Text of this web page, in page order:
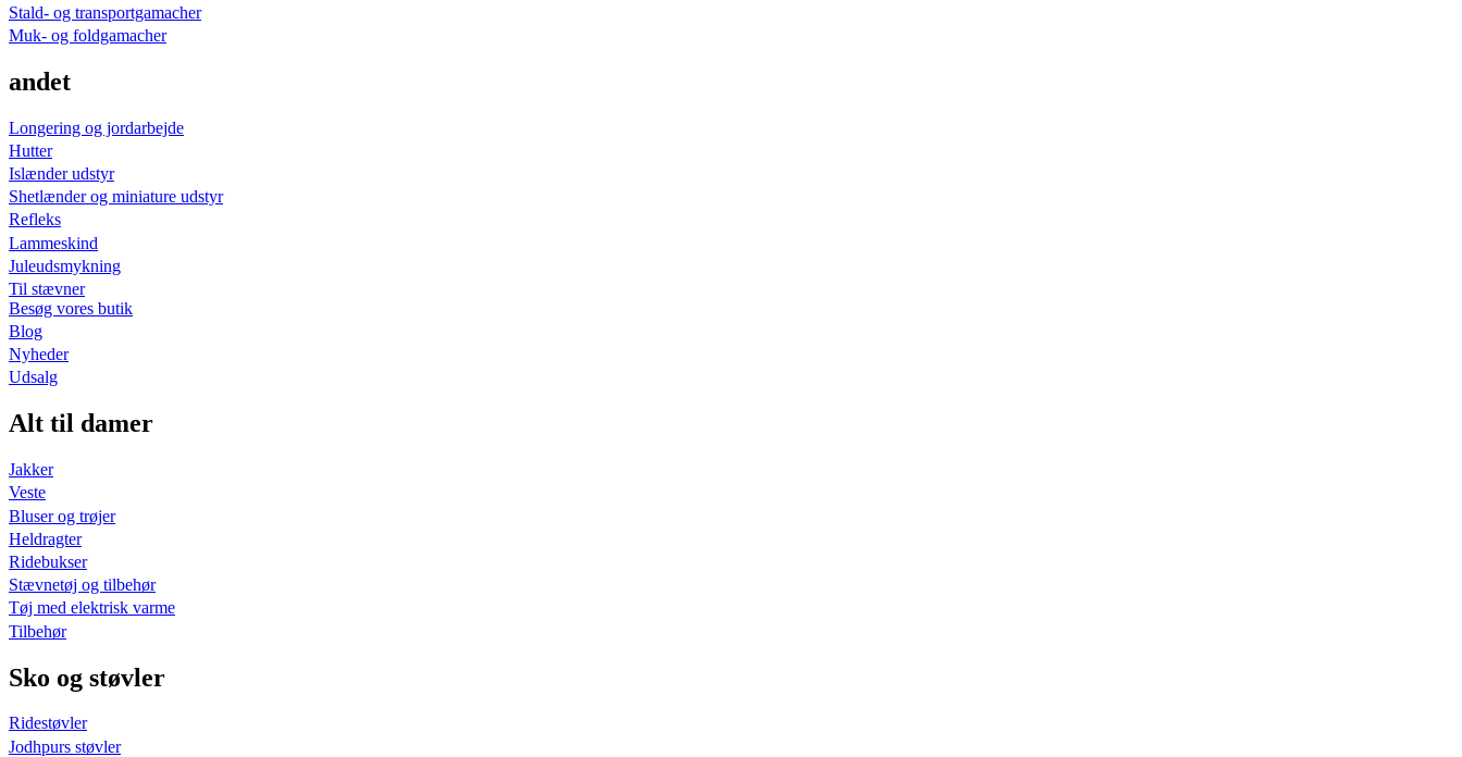
Stald- og transportgamacher
Muk- og foldgamacher
andet
Longering og jordarbejde
Hutter
Islænder udstyr
Shetlænder og miniature udstyr
Refleks
Lammeskind
Juleudsmykning
Til stævner
Besøg vores butik
Blog
Nyheder
Udsalg
Alt til damer
Jakker
Veste
Bluser og trøjer
Heldragter
Ridebukser
Stævnetøj og tilbehør
Tøj med elektrisk varme
Tilbehør
Sko og støvler
Ridestøvler
Jodhpurs støvler